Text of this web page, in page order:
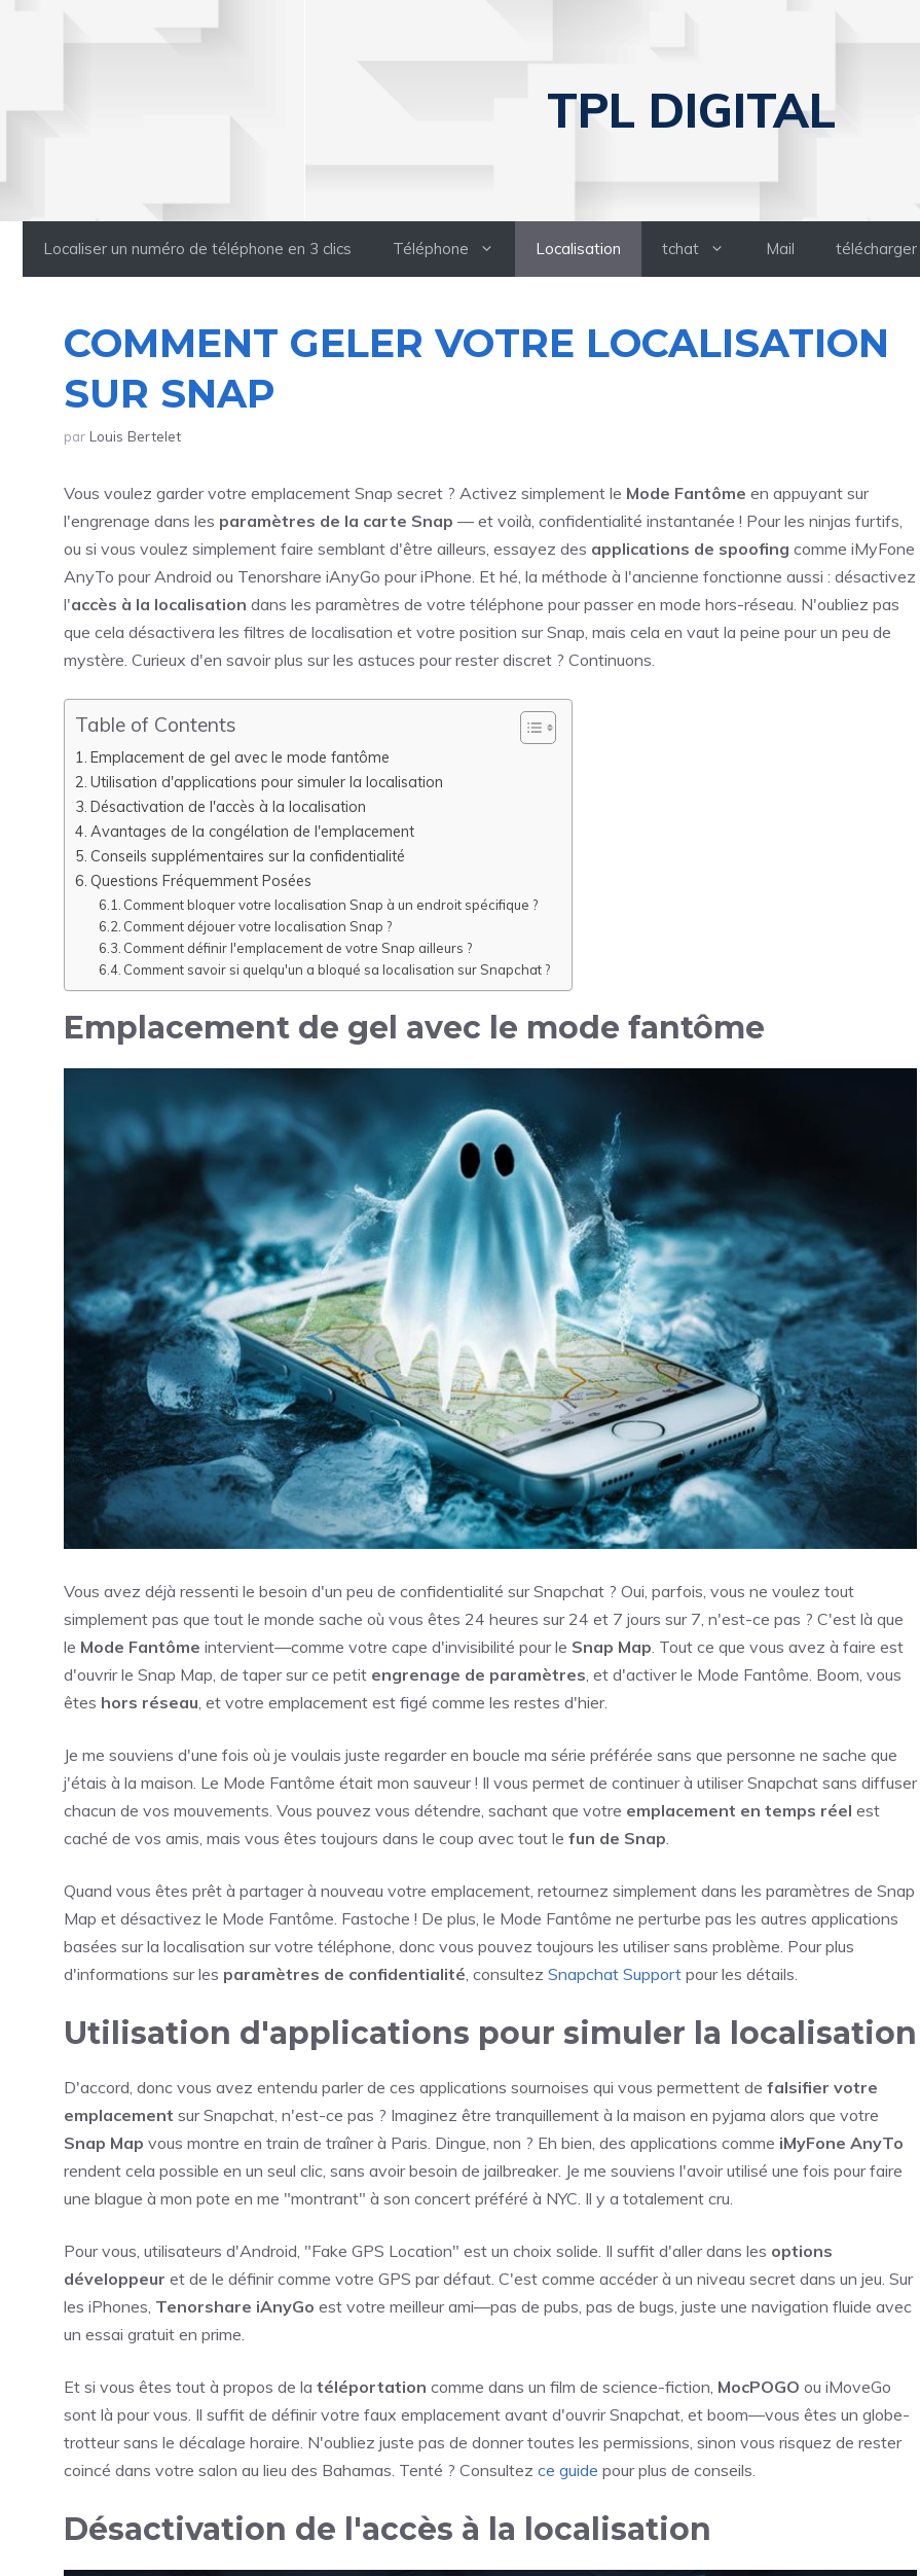
TPL DIGITAL
Localiser un numéro de téléphone en 3 clics Téléphone Localisation tchat Mail télécharger
COMMENT GELER VOTRE LOCALISATION
SUR SNAP
par Louis Bertelet
Vous voulez garder votre emplacement Snap secret ? Activez simplement le Mode Fantôme en appuyant sur
l'engrenage dans les paramètres de la carte Snap — et voilà, confidentialité instantanée ! Pour les ninjas furtifs,
ou si vous voulez simplement faire semblant d'être ailleurs, essayez des applications de spoofing comme iMyFone
AnyTo pour Android ou Tenorshare iAnyGo pour iPhone. Et hé, la méthode à l'ancienne fonctionne aussi : désactivez
l'accès à la localisation dans les paramètres de votre téléphone pour passer en mode hors-réseau. N'oubliez pas
que cela désactivera les filtres de localisation et votre position sur Snap, mais cela en vaut la peine pour un peu de
mystère. Curieux d'en savoir plus sur les astuces pour rester discret ? Continuons.
Table of Contents
Emplacement de gel avec le mode fantôme
Utilisation d'applications pour simuler la localisation
Désactivation de l'accès à la localisation
Avantages de la congélation de l'emplacement
Conseils supplémentaires sur la confidentialité
Questions Fréquemment Posées
Comment bloquer votre localisation Snap à un endroit spécifique ?
Comment déjouer votre localisation Snap ?
Comment définir l'emplacement de votre Snap ailleurs ?
Comment savoir si quelqu'un a bloqué sa localisation sur Snapchat ?
Emplacement de gel avec le mode fantôme
Vous avez déjà ressenti le besoin d'un peu de confidentialité sur Snapchat ? Oui, parfois, vous ne voulez tout
simplement pas que tout le monde sache où vous êtes 24 heures sur 24 et 7 jours sur 7, n'est-ce pas ? C'est là que
le Mode Fantôme intervient—comme votre cape d'invisibilité pour le Snap Map . Tout ce que vous avez à faire est
d'ouvrir le Snap Map, de taper sur ce petit engrenage de paramètres , et d'activer le Mode Fantôme. Boom, vous
êtes hors réseau , et votre emplacement est figé comme les restes d'hier.
Je me souviens d'une fois où je voulais juste regarder en boucle ma série préférée sans que personne ne sache que
j'étais à la maison. Le Mode Fantôme était mon sauveur ! Il vous permet de continuer à utiliser Snapchat sans diffuser
chacun de vos mouvements. Vous pouvez vous détendre, sachant que votre emplacement en temps réel est
caché de vos amis, mais vous êtes toujours dans le coup avec tout le fun de Snap
Quand vous êtes prêt à partager à nouveau votre emplacement, retournez simplement dans les paramètres de Snap
Map et désactivez le Mode Fantôme. Fastoche ! De plus, le Mode Fantôme ne perturbe pas les autres applications
basées sur la localisation sur votre téléphone, donc vous pouvez toujours les utiliser sans problème. Pour plus
d'informations sur les paramètres de confidentialité , consultez Snapchat Support pour les détails.
Utilisation d'applications pour simuler la localisation
D'accord, donc vous avez entendu parler de ces applications sournoises qui vous permettent de falsifier votre
emplacement sur Snapchat, n'est-ce pas ? Imaginez être tranquillement à la maison en pyjama alors que votre
Snap Map vous montre en train de traîner à Paris. Dingue, non ? Eh bien, des applications comme iMyFone AnyTo
rendent cela possible en un seul clic, sans avoir besoin de jailbreaker. Je me souviens l'avoir utilisé une fois pour faire
une blague à mon pote en me "montrant" à son concert préféré à NYC. Il y a totalement cru.
Pour vous, utilisateurs d'Android, "Fake GPS Location" est un choix solide. Il suffit d'aller dans les options
développeur et de le définir comme votre GPS par défaut. C'est comme accéder à un niveau secret dans un jeu. Sur
les iPhones, Tenorshare iAnyGo est votre meilleur ami—pas de pubs, pas de bugs, juste une navigation fluide avec
un essai gratuit en prime.
Et si vous êtes tout à propos de la téléportation comme dans un film de science-fiction, MocPOGO ou iMoveGo
sont là pour vous. Il suffit de définir votre faux emplacement avant d'ouvrir Snapchat, et boom—vous êtes un globe-
trotteur sans le décalage horaire. N'oubliez juste pas de donner toutes les permissions, sinon vous risquez de rester
coincé dans votre salon au lieu des Bahamas. Tenté ? Consultez ce guide pour plus de conseils.
Désactivation de l'accès à la localisation